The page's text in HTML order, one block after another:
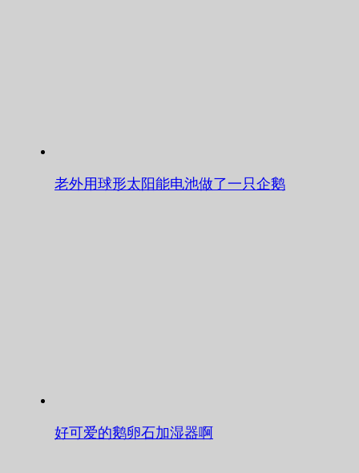
老外用球形太阳能电池做了一只企鹅
好可爱的鹅卵石加湿器啊